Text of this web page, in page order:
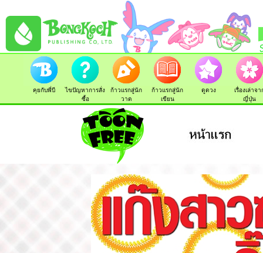
คุยกับพี่บี
ไขปัญหาการสั่ง
ซื้อ
ก้าวแรกสู่นัก
วาด
ก้าวแรกสู่นัก
เขียน
ดูดวง
เรื่องเล่าจา
ญี่ปุ่น